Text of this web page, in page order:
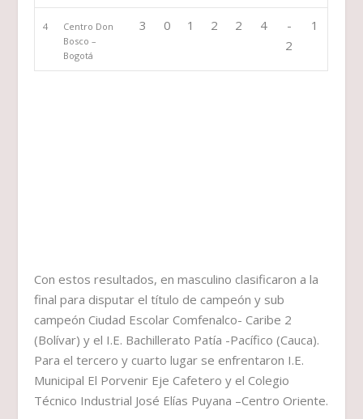
4
Centro Don
Bosco –
Bogotá
3 0 1 2 2 4
-
2
1
Con estos resultados, en masculino clasificaron a la
final para disputar el título de campeón y sub
campeón Ciudad Escolar Comfenalco- Caribe 2
(Bolívar)y el I.E. Bachillerato Patía -Pacífico (Cauca).
Para el tercero y cuarto lugar se enfrentaron I.E.
Municipal El Porvenir Eje Cafeteroy el Colegio
Técnico Industrial José Elías Puyana –Centro Oriente.